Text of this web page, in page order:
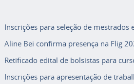
Inscrições para seleção de
Aline Bei confirma presença na Flig
Retificado edital de bolsistas para
Inscrições para apresentação de